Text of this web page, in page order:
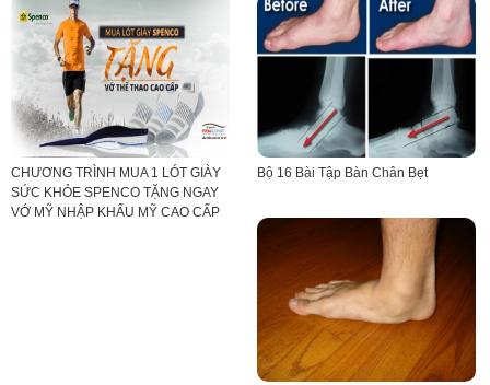
CHƯƠNG TRÌNH MUA 1 LÓT GIÀY
SỨC KHỎE SPENCO TẶNG NGAY
VỚ MỸ NHẬP KHẨU MỸ CAO CẤP
Bộ 16 Bài Tập Bàn Chân Bẹt